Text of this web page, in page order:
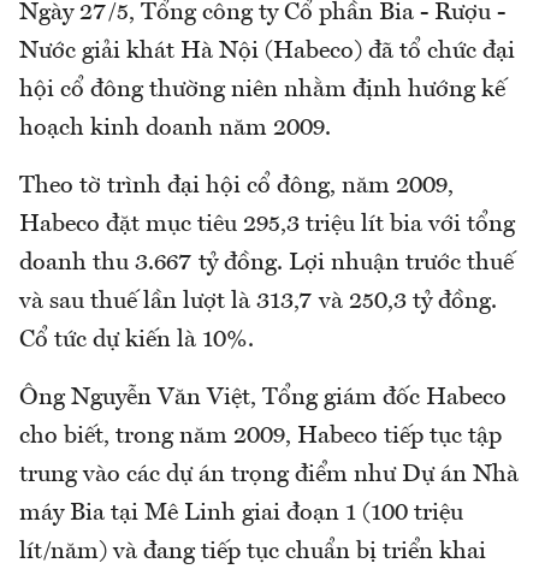
Ngày 27/5, Tổng công ty Cổ phần Bia - Rượu -
Nước giải khát Hà Nội (Habeco) đã tổ chức đại
hội cổ đông thường niên nhằm định hướng kế
hoạch kinh doanh năm 2009.
Theo tờ trình đại hội cổ đông, năm 2009,
Habeco đặt mục tiêu 295,3 triệu lít bia với tổng
doanh thu 3.667 tỷ đồng. Lợi nhuận trước thuế
và sau thuế lần lượt là 313,7 và 250,3 tỷ đồng.
Cổ tức dự kiến là 10%.
Ông Nguyễn Văn Việt, Tổng giám đốc Habeco
cho biết, trong năm 2009, Habeco tiếp tục tập
trung vào các dự án trọng điểm như Dự án Nhà
máy Bia tại Mê Linh giai đoạn 1 (100 triệu
lít/năm) và đang tiếp tục chuẩn bị triển khai